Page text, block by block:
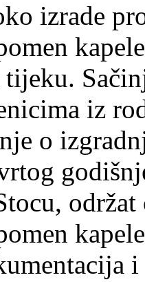
izrade
tijeku.
iz
o
održat